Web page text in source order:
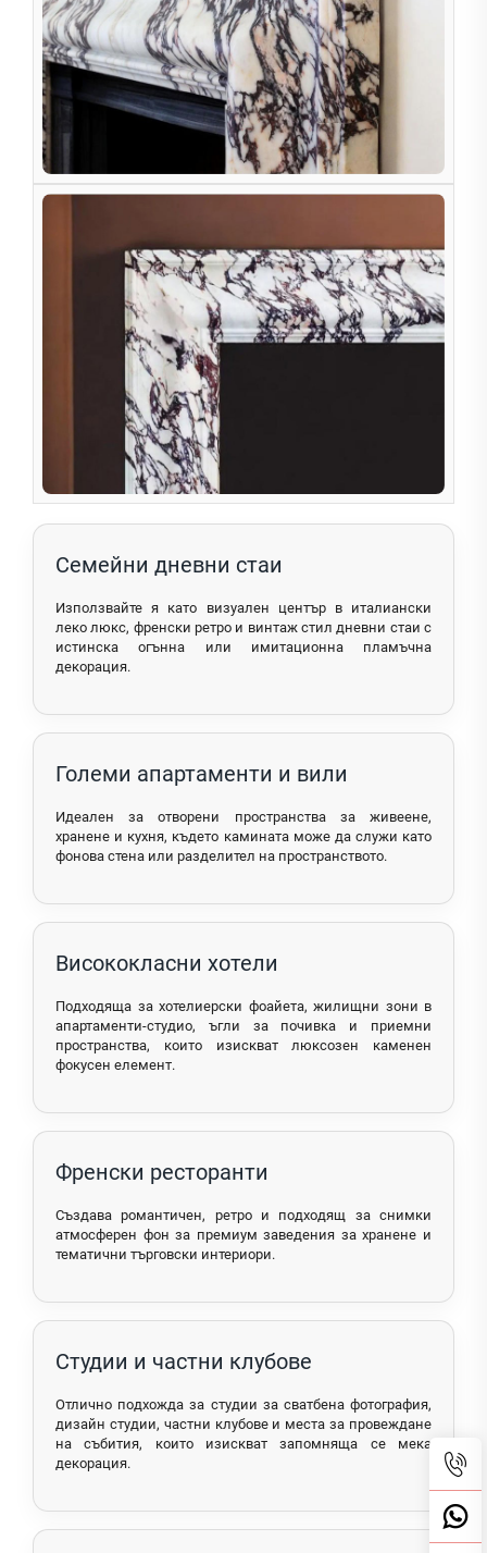
Семейни дневни стаи
Използвайте я като визуален център в италиански
леко люкс, френски ретро и винтаж стил дневни стаи с
истинска огънна или имитационна пламъчна
декорация.
Големи апартаменти и вили
Идеален за отворени пространства за живеене,
хранене и кухня, където камината може да служи като
фонова стена или разделител на пространството.
Висококласни хотели
Подходяща за хотелиерски фоайета, жилищни зони в
апартаменти-студио, ъгли за почивка и приемни
пространства, които изискват люксозен каменен
фокусен елемент.
Френски ресторанти
Създава романтичен, ретро и подходящ за снимки
атмосферен фон за премиум заведения за хранене и
тематични търговски интериори.
Студии и частни клубове
Отлично подхожда за студии за сватбена фотография,
дизайн студии, частни клубове и места за провеждане
на събития, които изискват запомняща се мека
декорация.